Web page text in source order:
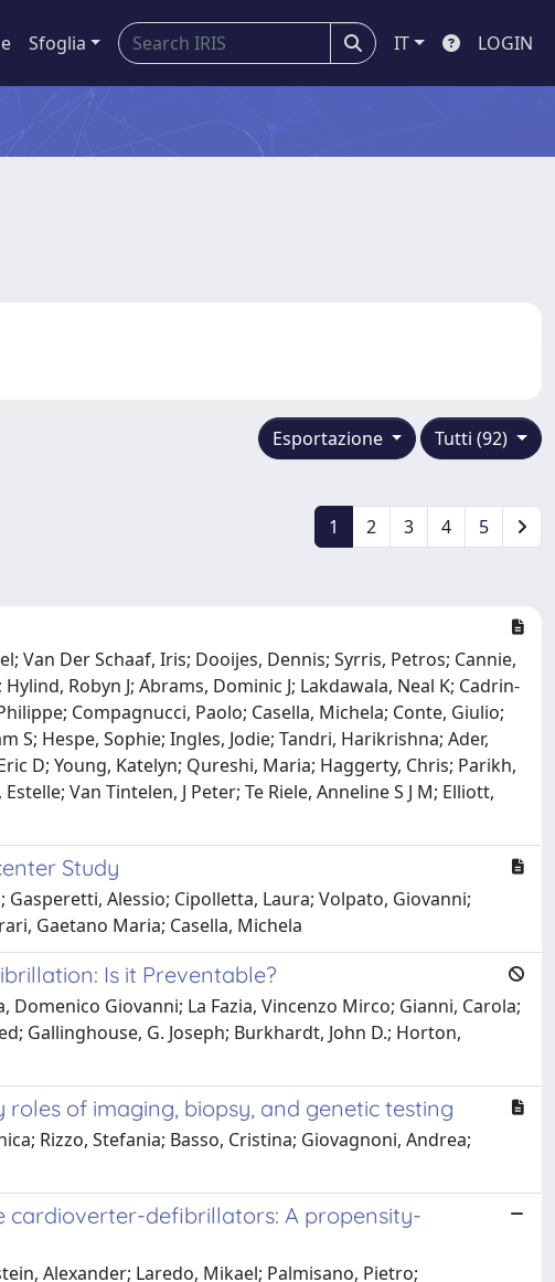
Sfoglia IT LOGIN
Tutti (92)
Esportazione
1 2 3 4 5
Van Der Schaaf, Iris; Dooijes, Dennis; Syrris, Petros; Cannie,
Robyn J; Abrams, Dominic J; Lakdawala, Neal K; Cadrin-
Compagnucci, Paolo; Casella, Michela; Conte, Giulio;
S; Hespe, Sophie; Ingles, Jodie; Tandri, Harikrishna; Ader,
D; Young, Katelyn; Qureshi, Maria; Haggerty, Chris; Parikh,
Van Tintelen, J Peter; Te Riele, Anneline S J M; Elliott,
Study
Alessio; Cipolletta, Laura; Volpato, Giovanni;
Gaetano Maria; Casella, Michela
Is it Preventable?
Giovanni; La Fazia, Vincenzo Mirco; Gianni, Carola;
Gallinghouse, G. Joseph; Burkhardt, John D.; Horton,
of imaging, biopsy, and genetic testing
Rizzo, Stefania; Basso, Cristina; Giovagnoni, Andrea;
cardioverter-defibrillators: A propensity-
Alexander; Laredo, Mikael; Palmisano, Pietro;